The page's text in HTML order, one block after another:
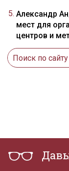
Александр
мест для
центров и